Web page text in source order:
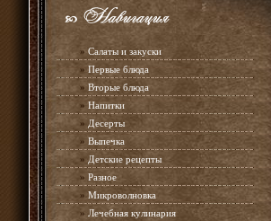
» Салаты и закуски
» Первые блюда
» Вторые блюда
» Напитки
»Десерты
» Выпечка
» Детские рецепты
» Разное
» Микроволновка
» Лечебная кулинария